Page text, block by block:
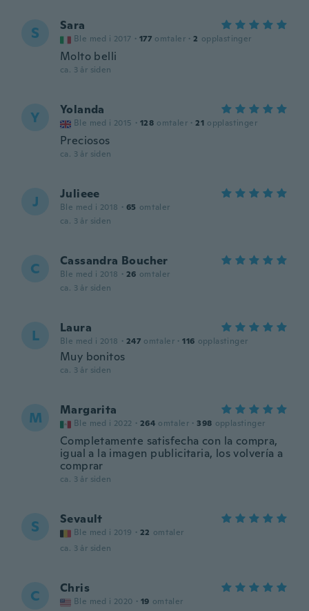
S Sara
Ble med i 2017 · 177 omtaler · 2 opplastinger
Molto belli
ca. 3 år siden
Y Yolanda
Ble med i 2015 · 128 omtaler · 21 opplastinger
Preciosos
ca. 3 år siden
J Julieee
Ble med i 2018 · 65 omtaler
ca. 3 år siden
C Cassandra Boucher
Ble med i 2018 · 26 omtaler
ca. 3 år siden
L Laura
Ble med i 2018 · 247 omtaler · 116 opplastinger
Muy bonitos
ca. 3 år siden
M Margarita
Ble med i 2022 · 264 omtaler · 398 opplastinger
Completamente satisfecha con la compra,
igual a la imagen publicitaria, los volvería a
comprar
ca. 3 år siden
S Sevault
Ble med i 2019 · 22 omtaler
ca. 3 år siden
C Chris
Ble med i 2020 · 19 omtaler